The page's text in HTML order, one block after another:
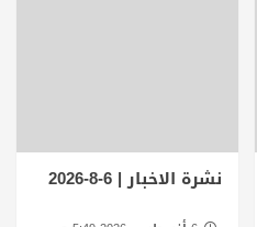
نشرة الاخبار | 6-8-2026